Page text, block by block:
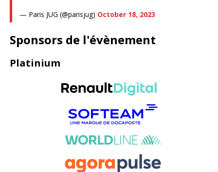
— Paris JUG (@parisjug) October 18, 2023
Sponsors de l'évènement
Platinium